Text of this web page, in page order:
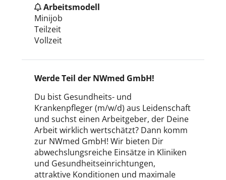
Arbeitsmodell
Minijob
Teilzeit
Vollzeit
Werde Teil der NWmed GmbH!
Du bist Gesundheits- und
Krankenpfleger (m/w/d) aus Leidenschaft
und suchst einen Arbeitgeber, der Deine
Arbeit wirklich wertschätzt? Dann komm
zur NWmed GmbH! Wir bieten Dir
abwechslungsreiche Einsätze in Kliniken
und Gesundheitseinrichtungen,
attraktive Konditionen und maximale